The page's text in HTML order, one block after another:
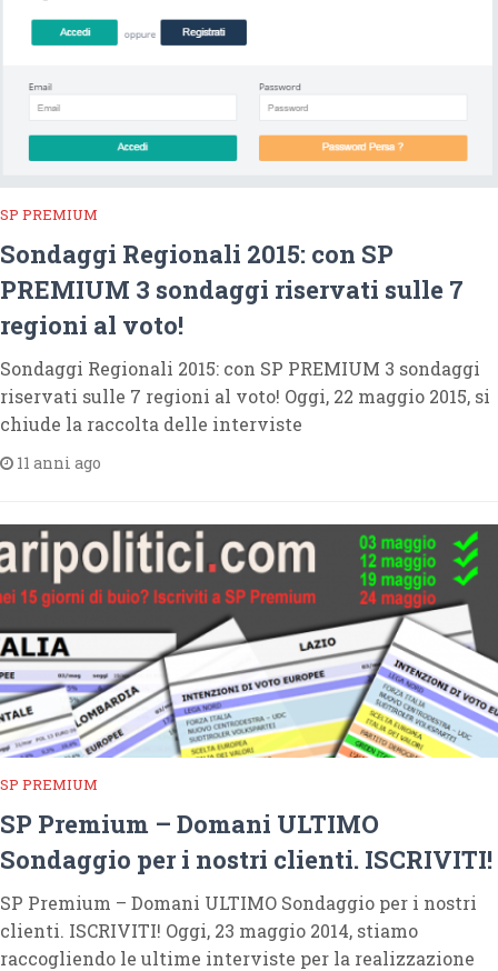
SP PREMIUM
Sondaggi Regionali 2015: con SP
PREMIUM 3 sondaggi riservati sulle 7
regioni al voto!
Sondaggi Regionali 2015: con SP PREMIUM 3 sondaggi
riservati sulle 7 regioni al voto! Oggi, 22 maggio 2015, si
chiude la raccolta delle interviste
11 anni ago
SP PREMIUM
SP Premium – Domani ULTIMO
Sondaggio per i nostri clienti. ISCRIVITI!
SP Premium – Domani ULTIMO Sondaggio per i nostri
clienti. ISCRIVITI! Oggi, 23 maggio 2014, stiamo
raccogliendo le ultime interviste per la realizzazione